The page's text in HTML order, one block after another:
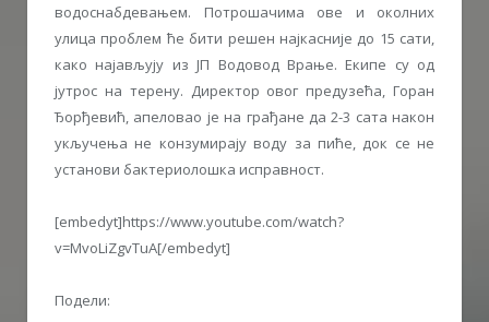
водоснабдевањем. Потрошачима ове и околних
улица проблем ће бити решен најкасније до 15 сати,
како најављују из ЈП Водовод Врање. Екипе су од
јутрос на терену. Директор овог предузећа, Горан
Ђорђевић, апеловао је на грађане да 2-3 сата након
укључења не конзумирају воду за пиће, док се не
установи бактериолошка исправност.
[embedyt]https://www.youtube.com/watch?
v=MvoLiZgvTuA[/embedyt]
Подели: